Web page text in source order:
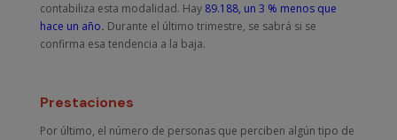
contabiliza esta modalidad. Hay 89.188, un 3 % menos que
hace un año. Durante el último trimestre, se sabrá si se
confirma esa tendencia a la baja.
Prestaciones
Por último, el número de personas que perciben algún tipo de